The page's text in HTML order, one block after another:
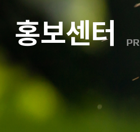
홍보센터 PR